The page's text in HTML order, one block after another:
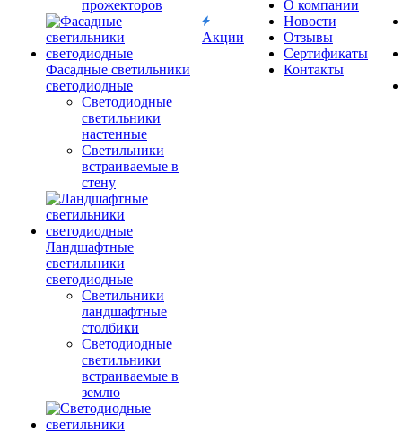
прожекторов
Фасадные светильники
светодиодные
Светодиодные
светильники
настенные
Светильники
встраиваемые в
стену
Ландшафтные
светильники
светодиодные
Светильники
ландшафтные
столбики
Светодиодные
светильники
встраиваемые в
землю
Акции
О компании
Новости
Отзывы
Сертификаты
Контакты